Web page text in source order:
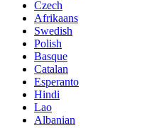
Czech
Afrikaans
Swedish
Polish
Basque
Catalan
Esperanto
Hindi
Lao
Albanian